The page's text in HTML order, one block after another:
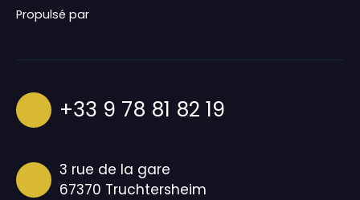
Propulsé par
+33 9 78 81 82 19
3 rue de la gare
67370 Truchtersheim